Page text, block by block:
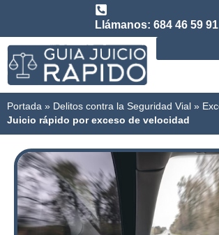
Llámanos: 684 46 59 91
Portada » Delitos contra la Seguridad Vial »
Juicio rápido por exceso de velocidad